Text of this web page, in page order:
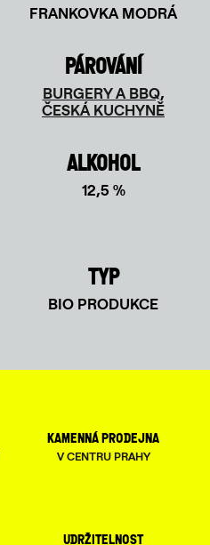
FRANKOVKA MODRÁ
PÁROVÁNÍ
BURGERY A BBQ,
ČESKÁ KUCHYNĚ
ALKOHOL
12,5 %
TYP
BIO PRODUKCE
kamenná prodejna
V CENTRU PRAHY
udržitelnost